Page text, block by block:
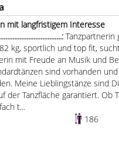
mit langfristigem Interesse
Tanzpartnerin
kg, sportlich und top fit,
mit Freude an Musik und
sind vorhanden
Meine Lieblingstänze sind
der Tanzfläche garantiert. Ob
t...
186